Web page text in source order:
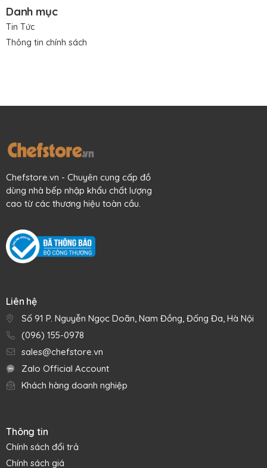
Danh mục
Tin Tức
Thông tin chính sách
Chefstore.vn - Chuyên cung cấp đồ
dùng nhà bếp nhập khẩu chất lượng
cao từ các thương hiệu toàn cầu.
Liên hệ
Số 91 P. Nguyễn Ngọc Doãn, Nam Đồng, Đống Đa, Hà Nội
(096) 155-0978
sales@chefstore.vn
Zalo Official Account
Khách hàng doanh nghiệp
Thông tin
Chính sách đổi trả
Chính sách giá